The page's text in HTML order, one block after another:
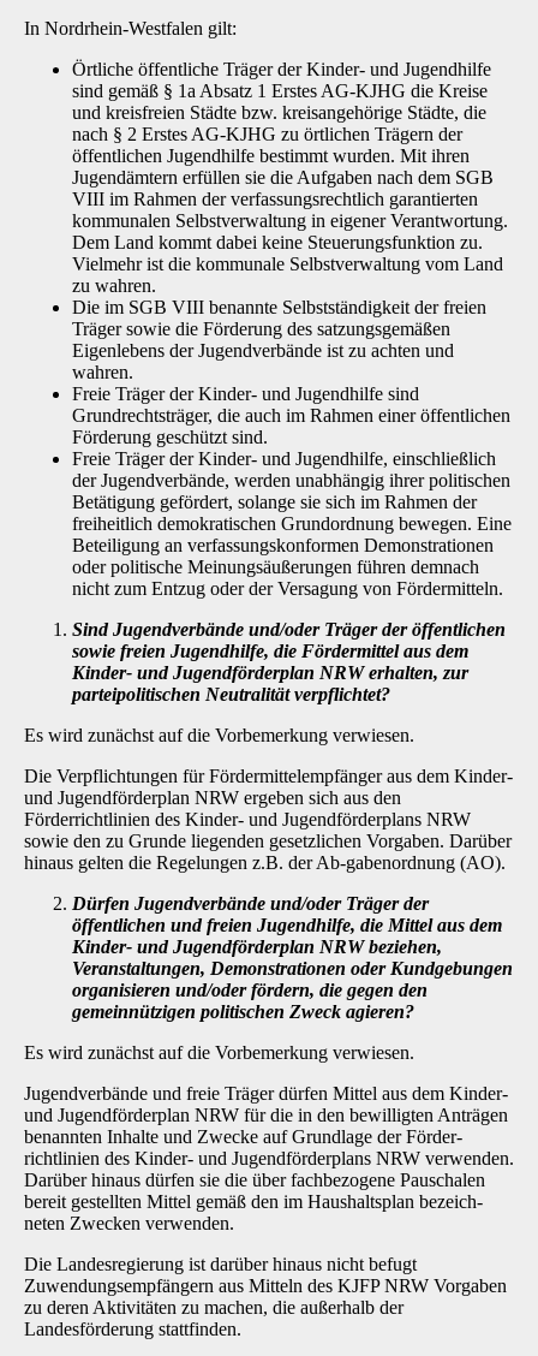
In Nordrhein-Westfalen gilt:
Örtliche öffentliche Träger der Kinder- und Jugendhilfe
sind gemäß § 1a Absatz 1 Erstes AG-KJHG die Kreise
und kreisfreien Städte bzw. kreisangehörige Städte, die
nach § 2 Ers­tes AG-KJHG zu örtlichen Trägern der
öffentlichen Jugendhilfe bestimmt wurden. Mit ihren
Jugendämtern erfüllen sie die Aufgaben nach dem SGB
VIII im Rahmen der verfassungs­rechtlich garantierten
kommunalen Selbstverwaltung in eigener Verantwortung.
Dem Land kommt dabei keine Steuerungsfunktion zu.
Vielmehr ist die kommunale Selbstverwaltung vom Land
zu wahren.
Die im SGB VIII benannte Selbstständigkeit der freien
Träger sowie die Förderung des satzungsgemäßen
Eigenlebens der Jugendverbände ist zu achten und
wahren.
Freie Träger der Kinder- und Jugendhilfe sind
Grundrechtsträger, die auch im Rahmen einer öffentlichen
Förderung geschützt sind.
Freie Träger der Kinder- und Jugendhilfe, einschließlich
der Jugendverbände, werden un­abhängig ihrer politischen
Betätigung gefördert, solange sie sich im Rahmen der
freiheitlich demokratischen Grundordnung bewegen. Eine
Beteiligung an verfassungskonformen De­monstrationen
oder politische Meinungsäußerungen führen demnach
nicht zum Entzug oder der Versagung von Fördermitteln.
Sind Jugendverbände und/oder Träger der öffentlichen
sowie freien Jugendhilfe, die Fördermittel aus dem
Kinder- und Jugendförderplan NRW erhalten, zur
partei­politischen Neutralität verpflichtet?
Es wird zunächst auf die Vorbemerkung verwiesen.
Die Verpflichtungen für Fördermittelempfänger aus dem Kinder-
und Jugendförderplan NRW ergeben sich aus den
Förderrichtlinien des Kinder- und Jugendförderplans NRW
sowie den zu Grunde liegenden gesetzlichen Vorgaben. Darüber
hinaus gelten die Regelungen z.B. der Ab-gabenordnung (AO).
Dürfen Jugendverbände und/oder Träger der
öffentlichen und freien Jugendhilfe, die Mittel aus dem
Kinder- und Jugendförderplan NRW beziehen,
Veranstaltungen, Demonstrationen oder Kundgebungen
organisieren und/oder fördern, die gegen den
gemeinnützigen politischen Zweck agieren?
Es wird zunächst auf die Vorbemerkung verwiesen.
Jugendverbände und freie Träger dürfen Mittel aus dem Kinder-
und Jugendförderplan NRW für die in den bewilligten Anträgen
benannten Inhalte und Zwecke auf Grundlage der Förder­
richtlinien des Kinder- und Jugendförderplans NRW verwenden.
Darüber hinaus dürfen sie die über fachbezogene Pauschalen
bereit gestellten Mittel gemäß den im Haushaltsplan bezeich­
neten Zwecken verwenden.
Die Landesregierung ist darüber hinaus nicht befugt
Zuwendungsempfängern aus Mitteln des KJFP NRW Vorgaben
zu deren Aktivitäten zu machen, die außerhalb der
Landesförderung stattfinden.